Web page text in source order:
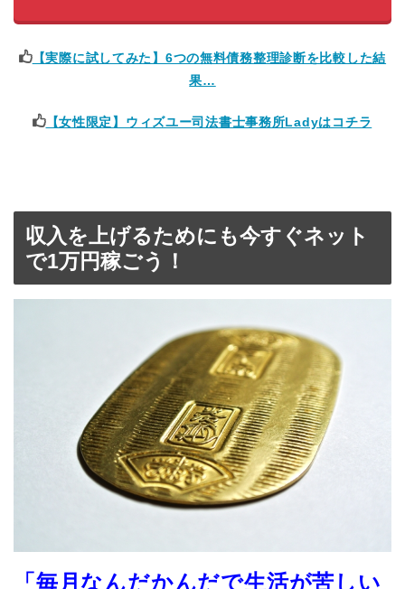
【実際に試してみた】6つの無料債務整理診断を比較した結
果…
【女性限定】ウィズユー司法書士事務所Ladyはコチラ
収入を上げるためにも今すぐネット
で1万円稼ごう！
「毎月なんだかんだで生活が苦しい